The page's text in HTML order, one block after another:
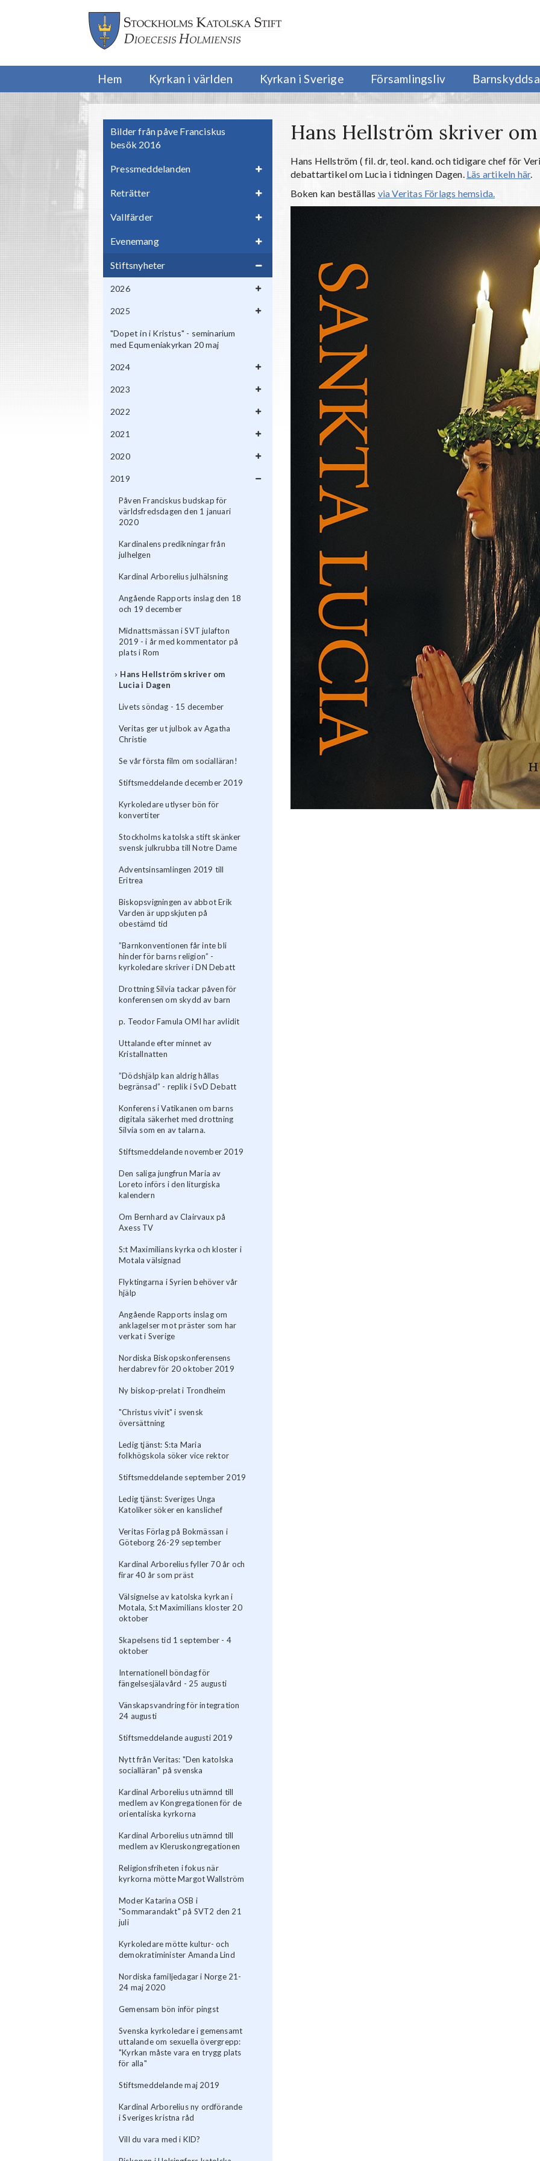
Hem Kyrkan i världen Kyrkan i Sverige Församlingsliv
Bilder från påve Franciskus
besök 2016
Pressmeddelanden
Reträtter
Vallfärder
Evenemang
Stiftsnyheter
2026
2025
"Dopet in i Kristus" - seminarium
med Equmeniakyrkan 20 maj
2024
2023
2022
2021
2020
2019
Påven Franciskus budskap för
världsfredsdagen den 1 januari
2020
Kardinalens predikningar från
julhelgen
Kardinal Arborelius julhälsning
Angående Rapports inslag den 18
och 19 december
Midnattsmässan i SVT julafton
2019 - i år med kommentator på
plats i Rom
Hans Hellström skriver om
Lucia i Dagen
Livets söndag - 15 december
Veritas ger ut julbok av Agatha
Christie
Se vår första film om socialläran!
Stiftsmeddelande december 2019
Kyrkoledare utlyser bön för
konvertiter
Stockholms katolska stift skänker
svensk julkrubba till Notre Dame
Adventsinsamlingen 2019 till
Eritrea
Biskopsvigningen av abbot Erik
Varden är uppskjuten på
obestämd tid
”Barnkonventionen får inte bli
hinder för barns religion” -
kyrkoledare skriver i DN Debatt
Drottning Silvia tackar påven för
konferensen om skydd av barn
p. Teodor Famula OMI har avlidit
Uttalande efter minnet av
Kristallnatten
”Dödshjälp kan aldrig hållas
begränsad” - replik i SvD Debatt
Konferens i Vatikanen om barns
digitala säkerhet med drottning
Silvia som en av talarna.
Stiftsmeddelande november 2019
Den saliga jungfrun Maria av
Loreto införs i den liturgiska
kalendern
Om Bernhard av Clairvaux på
Axess TV
S:t Maximilians kyrka och kloster i
Motala välsignad
Flyktingarna i Syrien behöver vår
hjälp
Angående Rapports inslag om
anklagelser mot präster som har
verkat i Sverige
Nordiska Biskopskonferensens
herdabrev för 20 oktober 2019
Ny biskop-prelat i Trondheim
"Christus vivit" i svensk
översättning
Ledig tjänst: S:ta Maria
folkhögskola söker vice rektor
Stiftsmeddelande september 2019
Ledig tjänst: Sveriges Unga
Katoliker söker en kanslichef
Veritas Förlag på Bokmässan i
Göteborg 26-29 september
Kardinal Arborelius fyller 70 år och
firar 40 år som präst
Välsignelse av katolska kyrkan i
Motala, S:t Maximilians kloster 20
oktober
Skapelsens tid 1 september - 4
oktober
Internationell böndag för
fängelsesjälavård - 25 augusti
Vänskapsvandring för integration
24 augusti
Stiftsmeddelande augusti 2019
Nytt från Veritas: "Den katolska
socialläran" på svenska
Kardinal Arborelius utnämnd till
medlem av Kongregationen för de
orientaliska kyrkorna
Kardinal Arborelius utnämnd till
medlem av Kleruskongregationen
Religionsfriheten i fokus när
kyrkorna mötte Margot Wallström
Moder Katarina OSB i
"Sommarandakt" på SVT2 den 21
juli
Kyrkoledare mötte kultur- och
demokratiminister Amanda Lind
Nordiska familjedagar i Norge 21-
24 maj 2020
Gemensam bön inför pingst
Svenska kyrkoledare i gemensamt
uttalande om sexuella övergrepp:
"Kyrkan måste vara en trygg plats
för alla"
Stiftsmeddelande maj 2019
Kardinal Arborelius ny ordförande
i Sveriges kristna råd
Vill du vara med i KID?
Hans Hellström skriver
Hans Hellström ( fil. dr, teol. kand. och tidigare chef för
debattartikel om Lucia i tidningen Dagen. Läs artikeln här.
Boken kan beställas via Veritas Förlags hemsida.